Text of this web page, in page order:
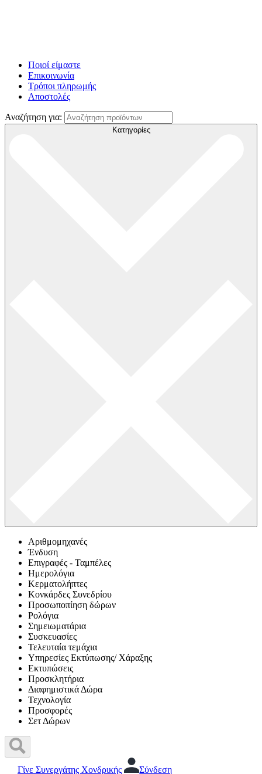
Ποιοί είμαστε
Επικοινωνία
Τρόποι πληρωμής
Αποστολές
Αναζήτηση για:
Κατηγορίες
Αριθμομηχανές
Ένδυση
Επιγραφές - Ταμπέλες
Ημερολόγια
Κερματολήπτες
Κονκάρδες Συνεδρίου
Προσωποπίηση δώρων
Ρολόγια
Σημειωματάρια
Συσκευασίες
Τελευταία τεμάχια
Υπηρεσίες Εκτύπωσης/ Χάραξης
Εκτυπώσεις
Προσκλητήρια
Διαφημιστικά Δώρα
Τεχνολογία
Προσφορές
Σετ Δώρων
Γίνε Συνεργάτης Χονδρικής Σύνδεση